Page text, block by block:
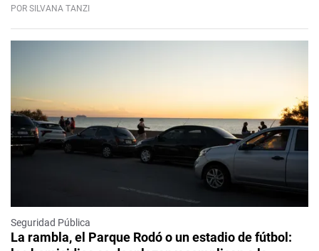
POR SILVANA TANZI
Seguridad Pública
La rambla, el Parque Rodó o un estadio de fútbol: